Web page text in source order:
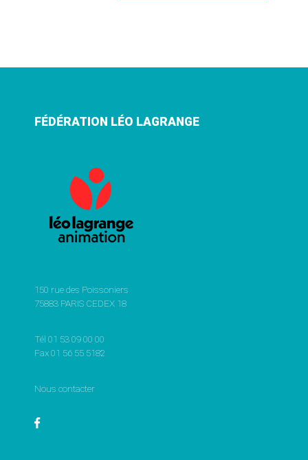
FÉDÉRATION LÉO LAGRANGE
150 rue des Poissoniers
75883 PARIS CEDEX 18
Tél 01 53 09 00 00
Fax 01 56 55 5182
Nous contacter